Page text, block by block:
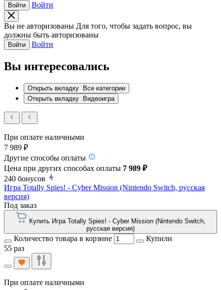
Войти Войти
Вы не авторизованы Для того, чтобы задать вопрос, вы
должны быть авторизованы
Войти Войти
Вы интересовались
Открыть вкладку
Все категории
Открыть вкладку
Видеоигра
При оплате наличными
7 989 ₽
Другие способы оплаты
Цена при других способах оплаты 7 989 ₽
240 бонусов
Игра Totally Spies! - Cyber Mission (Nintendo Switch, русская
версия)
Под заказ
Купить Игра Totally Spies! - Cyber Mission (Nintendo Switch,
русская версия)
Количество товара в корзине
Купили
55 раз
При оплате наличными